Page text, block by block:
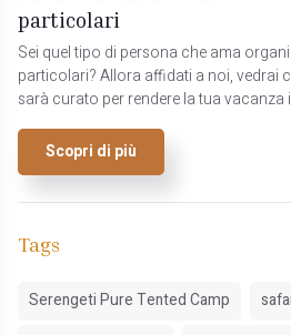
particolari
Sei quel tipo di persona che ama
particolari? Allora affidati a noi, vedrai
sarà curato per rendere la tua vacanza
Scopri di più
Tags
Serengeti Pure Tented Camp